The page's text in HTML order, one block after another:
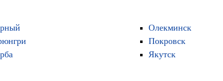
Олекминск
Покровск
Якутск